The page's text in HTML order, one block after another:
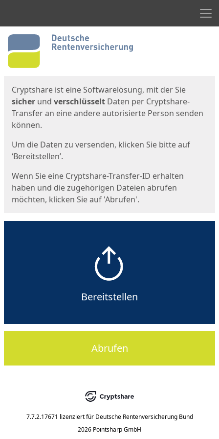
Start
Cryptshare ist eine Softwarelösung, mit der Sie
sicher und verschlüsselt Daten per Cryptshare-
Transfer an eine andere autorisierte Person senden
können.
Um die Daten zu versenden, klicken Sie bitte auf
‘Bereitstellen’.
Wenn Sie eine Cryptshare-Transfer-ID erhalten
haben und die zugehörigen Dateien abrufen
möchten, klicken Sie auf 'Abrufen'.
Bereitstellen
Abrufen
7.7.2.17671 lizenziert für Deutsche Rentenversicherung Bund
2026 Pointsharp GmbH